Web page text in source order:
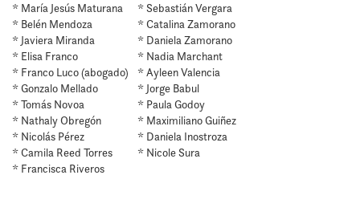
* María Jesús Maturana
* Sebastián Vergara
* Belén Mendoza
* Catalina Zamorano
* Javiera Miranda
* Daniela Zamorano
* Elisa Franco
* Nadia Marchant
* Franco Luco (abogado)
* Ayleen Valencia
* Gonzalo Mellado
* Jorge Babul
* Tomás Novoa
* Paula Godoy
* Nathaly Obregón
* Maximiliano Guiñez
* Nicolás Pérez
* Daniela Inostroza
* Camila Reed Torres
* Nicole Sura
* Francisca Riveros